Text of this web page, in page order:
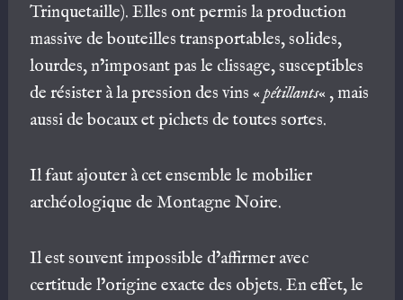
Trinquetaille). Elles ont permis la production
massive de bouteilles transportables, solides,
lourdes, n’imposant pas le clissage, susceptibles
de résister à la pression des vins «pétillants« , mais
aussi de bocaux et pichets de toutes sortes.
Il faut ajouter à cet ensemble le mobilier
archéologique de Montagne Noire.
Il est souvent impossible d’affirmer avec
certitude l’origine exacte des objets. En effet, le